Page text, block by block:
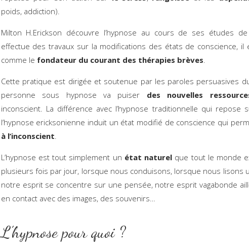
poids, addiction).
Milton H.Erickson découvre l’hypnose au cours de ses études
effectue des travaux sur la modifications des états de conscience, il
comme le fondateur du courant des thérapies brèves
Cette pratique est dirigée et soutenue par les paroles persuasives
personne sous hypnose va puiser des nouvelles
inconscient. La différence avec l’hypnose traditionnelle qui repose
l’hypnose ericksonienne induit un état modifié de conscience qui
à l’inconscient
L’hypnose est tout simplement un état naturel que tout le monde
plusieurs fois par jour, lorsque nous conduisons, lorsque nous lisons
notre esprit se concentre sur une pensée, notre esprit vagabonde
en contact avec des images, des souvenirs…
L’hypnose pour quoi ?